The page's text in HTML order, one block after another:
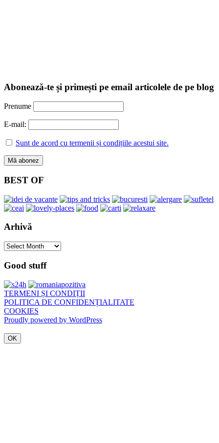
Abonează-te și primești pe email articolele de pe blog
Prenume
E-mail:
Sunt de acord cu termenii și condițiile acestui site.
BEST OF
Arhivă
Arhivă
Good stuff
TERMENI ȘI CONDIȚII
POLITICA DE CONFIDENȚIALITATE
COOKIES
Proudly powered by WordPress
OK